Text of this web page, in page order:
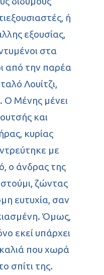
ή
εξουσίας,
στα
από την παρέα
Λουίτζι,
Ο Μένης μένει
και
κυρίας
με
ο άνδρας της
ζώντας
ευτυχία, σαν
Όμως,
εκεί υπάρχει
που χωρά
σπίτι της.